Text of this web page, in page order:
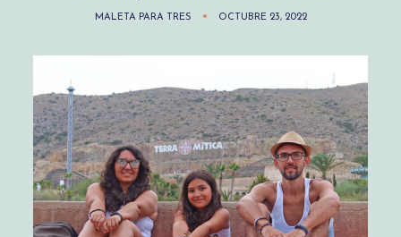
MALETA PARA TRES OCTUBRE 23, 2022